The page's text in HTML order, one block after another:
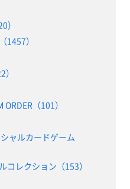
）
1457）
（101）
ャルカードゲーム
コレクション（153）